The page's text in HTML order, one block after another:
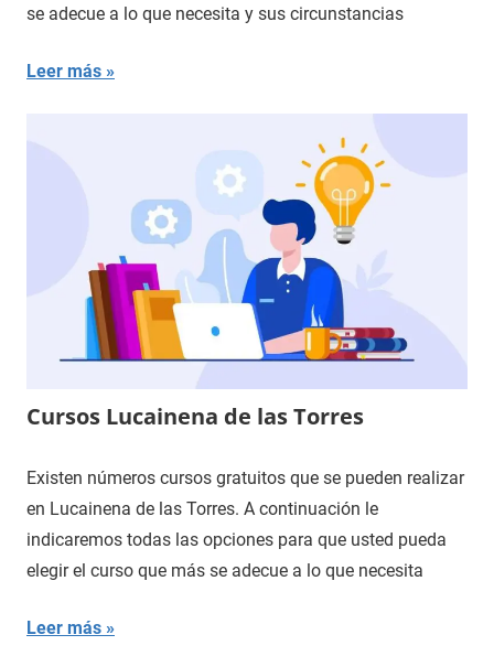
se adecue a lo que necesita y sus circunstancias
Leer más
Cursos Lucainena de las Torres
Existen números cursos gratuitos que se pueden realizar
en Lucainena de las Torres. A continuación le
indicaremos todas las opciones para que usted pueda
elegir el curso que más se adecue a lo que necesita
Leer más